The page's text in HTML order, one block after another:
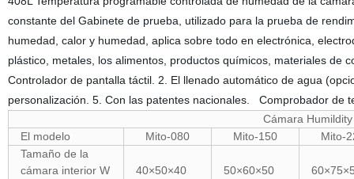
constante del Gabinete de prueba, utilizado para la prueba de
humedad, calor y humedad, aplica sobre todo en electrónica,
plástico, metales, los alimentos, productos químicos, materiales
Controlador de pantalla táctil. 2. El llenado automático de agua
personalización. 5. Con las patentes nacionales. Comprobador de
Cámara
El modelo
Mito-080 Mito-150
Mito-
Tamaño de la
cámara interior W
40×50×40 50×60×50